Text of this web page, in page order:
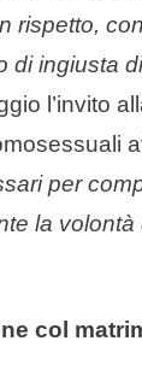
rispetto,
di ingiusta
l’invito
per
la volontà
col